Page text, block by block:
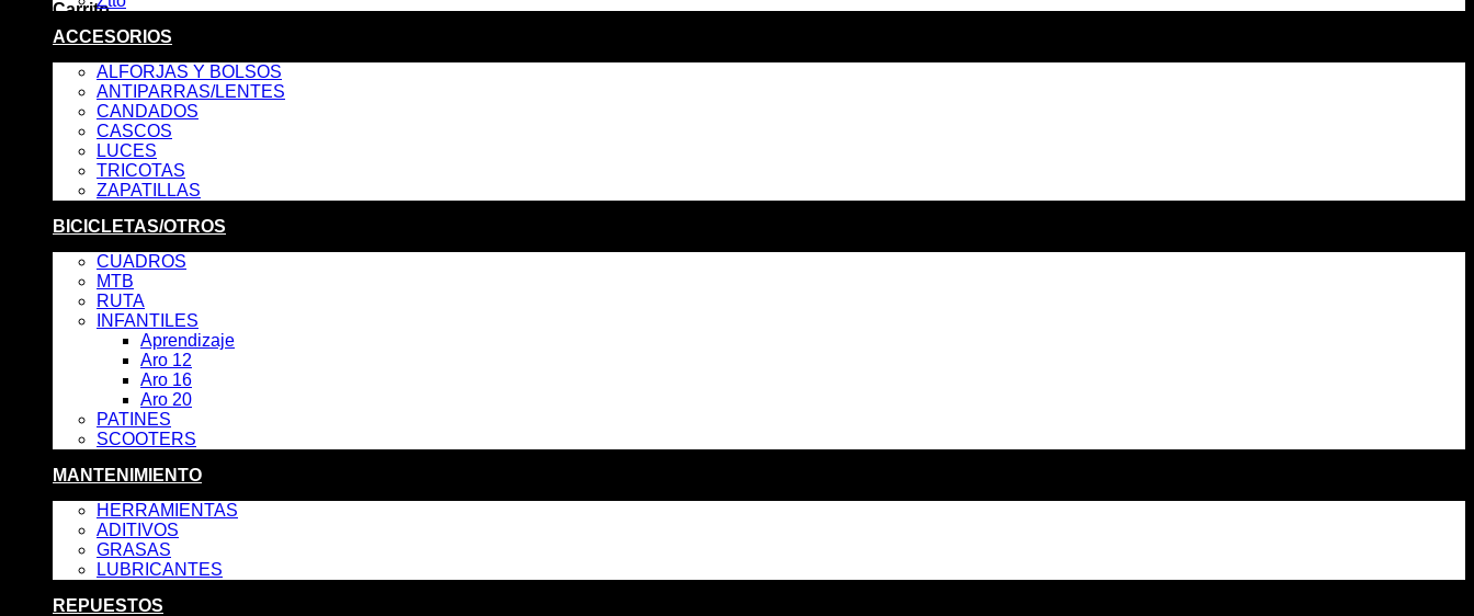
Carrito
ACCESORIOS
ALFORJAS Y BOLSOS
ANTIPARRAS/LENTES
CANDADOS
CASCOS
LUCES
TRICOTAS
ZAPATILLAS
BICICLETAS/OTROS
CUADROS
MTB
RUTA
INFANTILES
Aprendizaje
Aro 12
Aro 16
Aro 20
PATINES
SCOOTERS
MANTENIMIENTO
HERRAMIENTAS
ADITIVOS
GRASAS
LUBRICANTES
REPUESTOS